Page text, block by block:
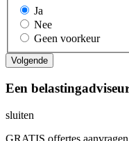
Ja
Nee
Geen voorkeur
Een
sluiten
GRATIS offertes aanvragen